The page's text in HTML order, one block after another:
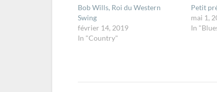
Bob Wills, Roi du Western
Swing
février 14, 2019
In "Country"
Petit
mai 1,
In